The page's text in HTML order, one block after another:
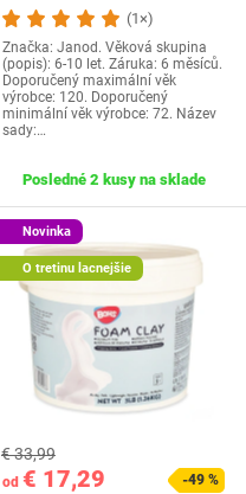
(1×)
Značka: Janod. Věková skupina
(popis): 6-10 let. Záruka: 6 měsíců.
Doporučený maximální věk
výrobce: 120. Doporučený
minimální věk výrobce: 72. Název
sady:…
Posledné 2 kusy na sklade
Novinka
O tretinu lacnejšie
od € 17,29
€ 33,99
-49 %